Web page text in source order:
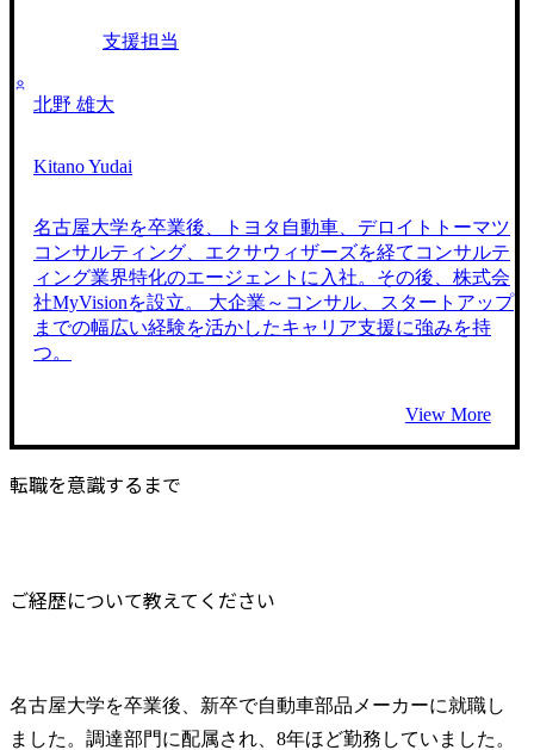
支援担当
北野 雄大
Kitano Yudai
名古屋大学を卒業後、トヨタ自動車、デロイトトーマツ
コンサルティング、エクサウィザーズを経てコンサルテ
ィング業界特化のエージェントに入社。その後、株式会
社MyVisionを設立。 大企業～コンサル、スタートアップ
までの幅広い経験を活かしたキャリア支援に強みを持
つ。
View More
転職を意識するまで
ご経歴について教えてください
名古屋大学を卒業後、新卒で自動車部品メーカーに就職し
ました。調達部門に配属され、8年ほど勤務していました。